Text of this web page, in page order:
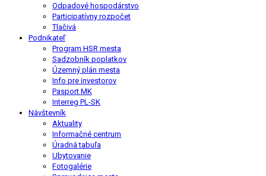
Odpadové hospodárstvo
Participatívny rozpočet
Tlačivá
Podnikateľ
Program HSR mesta
Sadzobník poplatkov
Územný plán mesta
Info pre investorov
Pasport MK
Interreg PL-SK
Návštevník
Aktuality
Informačné centrum
Úradná tabuľa
Ubytovanie
Fotogalérie